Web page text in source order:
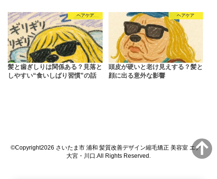
ヘアケア
髪と歯ぎしりは関係ある？見落と
しやすい“食いしばり習慣”の話
ヘアケア
頭皮が硬いと老け見えする？髪と
顔に出る意外な影響
©Copyright2026 さいたま市 浦和 髪質改善デザイン縮毛矯正 美容室 エナ
大宮・川口 .All Rights Reserved.